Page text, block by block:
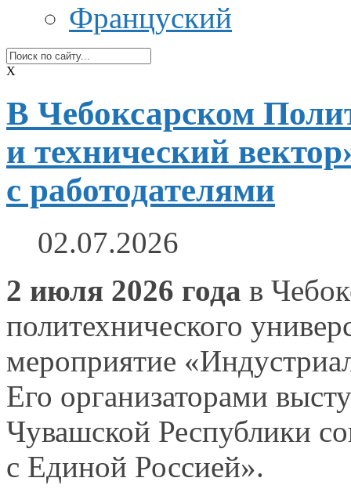
Француский
X
В Чебоксарском
и технический
с работодателями
02.07.2026
2 июля 2026 года в
политехнического
мероприятие
Его организаторами
Чувашской Республики
с Единой Россией».